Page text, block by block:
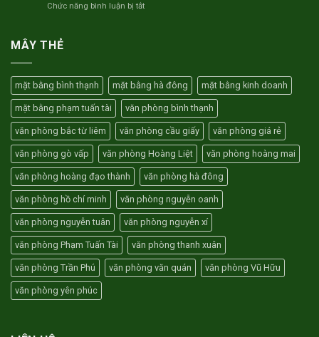
–
văn
phòng
Hà
Chức năng bình luận bị tắtở
Sơn
Gò
Vấp
trọn
gói
3
triệu
MÂY THẺ
mặt bằng bình thạnh mặt bằng hà đông mặt bằng kinh doanh
mặt bằng phạm tuấn tài văn phòng bình thạnh
văn phòng bắc từ liêm văn phòng cầu giấy văn phòng giá rẻ
văn phòng gò vấp văn phòng Hoàng Liệt văn phòng hoàng mai
văn phòng hoàng đạo thành văn phòng hà đông
văn phòng hồ chí minh văn phòng nguyễn oanh
văn phòng nguyễn tuân văn phòng nguyễn xí
văn phòng Phạm Tuấn Tài văn phòng thanh xuân
văn phòng Trần Phú văn phòng văn quán văn phòng Vũ Hữu
văn phòng yên phúc